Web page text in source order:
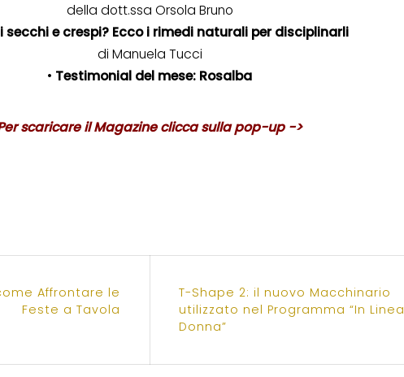
della dott.ssa Orsola Bruno
secchi e crespi? Ecco i rimedi naturali per disciplinarli
di Manuela Tucci
• Testimonial del mese: Rosalba
scaricare il Magazine clicca sulla pop-up ->
Affrontare le
Feste a Tavola
T-Shape 2: il nuovo Macchinario
utilizzato nel Programma “In Linea
Donna”